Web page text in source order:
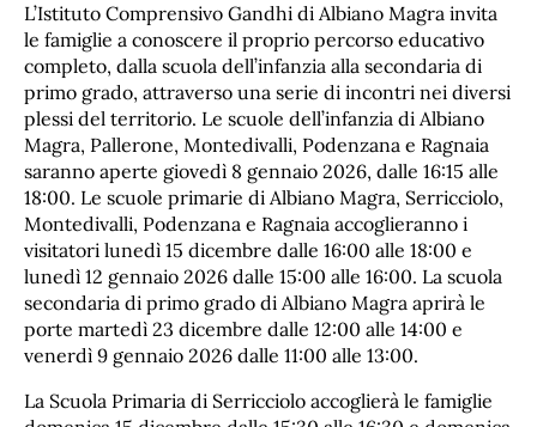
L’Istituto Comprensivo Gandhi di Albiano Magra invita
le famiglie a conoscere il proprio percorso educativo
completo, dalla scuola dell’infanzia alla secondaria di
primo grado, attraverso una serie di incontri nei diversi
plessi del territorio. Le scuole dell’infanzia di Albiano
Magra, Pallerone, Montedivalli, Podenzana e Ragnaia
saranno aperte giovedì 8 gennaio 2026, dalle 16:15 alle
18:00. Le scuole primarie di Albiano Magra, Serricciolo,
Montedivalli, Podenzana e Ragnaia accoglieranno i
visitatori lunedì 15 dicembre dalle 16:00 alle 18:00 e
lunedì 12 gennaio 2026 dalle 15:00 alle 16:00. La scuola
secondaria di primo grado di Albiano Magra aprirà le
porte martedì 23 dicembre dalle 12:00 alle 14:00 e
venerdì 9 gennaio 2026 dalle 11:00 alle 13:00.
La Scuola Primaria di Serricciolo accoglierà le famiglie